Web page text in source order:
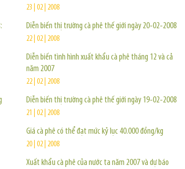
23 | 02 | 2008
Diễn biến thị trường cà phê thế giới ngày 20-02-2008
22 | 02 | 2008
Diễn biến tình hình xuất khẩu cà phê tháng 12 và cả
năm 2007
22 | 02 | 2008
Diễn biến thị trường cà phê thế giới ngày 19-02-2008
21 | 02 | 2008
Giá cà phê có thể đạt mức kỷ lục 40.000 đồng/kg
20 | 02 | 2008
Xuất khẩu cà phê của nước ta năm 2007 và dự báo